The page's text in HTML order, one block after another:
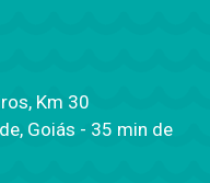
Km 30
Goiás - 35 min de